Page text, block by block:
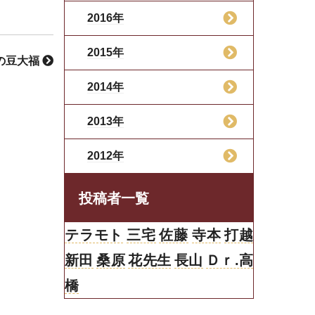
豆大福
2016年
2015年
2014年
2013年
2012年
投稿者一覧
テラモト 三宅 佐藤 寺本 打越
新田 桑原花先生 長山 Ｄｒ.高
橋